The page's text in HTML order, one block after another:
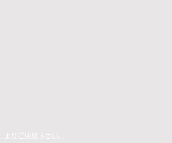
りご連絡下さい。